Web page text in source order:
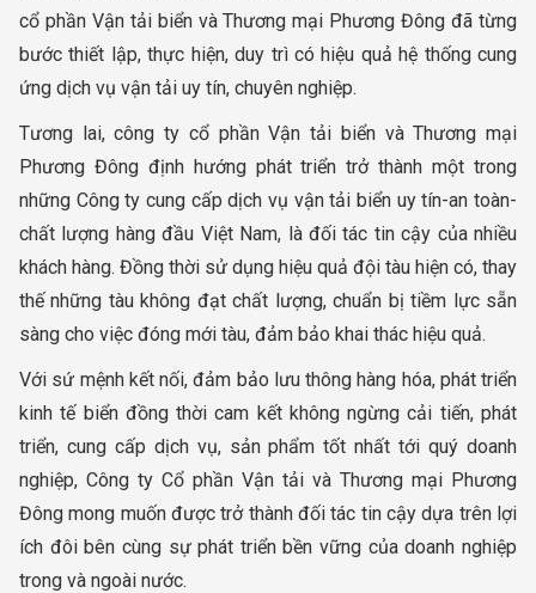
cổ phần Vận tải biển và Thương mại Phương Đông đã từng
bước thiết lập, thực hiện, duy trì có hiệu quả hệ thống cung
ứng dịch vụ vận tải uy tín, chuyên nghiệp.
Tương lai, công ty cổ phần Vận tải biển và Thương mại
Phương Đông định hướng phát triển trở thành một trong
những Công ty cung cấp dịch vụ vận tải biển uy tín-an toàn-
chất lượng hàng đầu Việt Nam, là đối tác tin cậy của nhiều
khách hàng. Đồng thời sử dụng hiệu quả đội tàu hiện có, thay
thế những tàu không đạt chất lượng, chuẩn bị tiềm lực sẵn
sàng cho việc đóng mới tàu, đảm bảo khai thác hiệu quả.
Với sứ mệnh kết nối, đảm bảo lưu thông hàng hóa, phát triển
kinh tế biển đồng thời cam kết không ngừng cải tiến, phát
triển, cung cấp dịch vụ, sản phẩm tốt nhất tới quý doanh
nghiệp, Công ty Cổ phần Vận tải và Thương mại Phương
Đông mong muốn được trở thành đối tác tin cậy dựa trên lợi
ích đôi bên cùng sự phát triển bền vững của doanh nghiệp
trong và ngoài nước.